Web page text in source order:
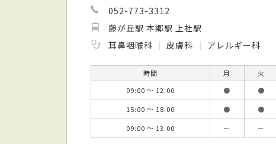
052-773-3312
藤が丘駅 本郷駅 上社駅
耳鼻咽喉科
皮膚科 アレルギー科
時間 月 火
09:00 ～ 12:00
● ●
15:00 ～ 18:00
● ●
09:00 ～ 13:00
－ －